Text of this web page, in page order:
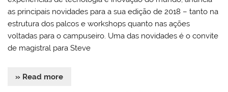
as principais novidades para a sua edição de 2018 – tanto na
estrutura dos palcos e workshops quanto nas ações
voltadas para o campuseiro. Uma das novidades é o convite
de magistral para Steve
» Read more